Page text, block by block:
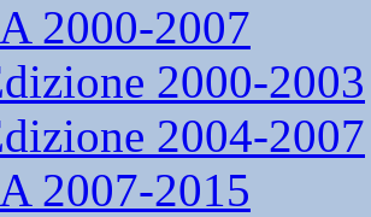
2000-2007
2000-2003
2004-2007
2007-2015